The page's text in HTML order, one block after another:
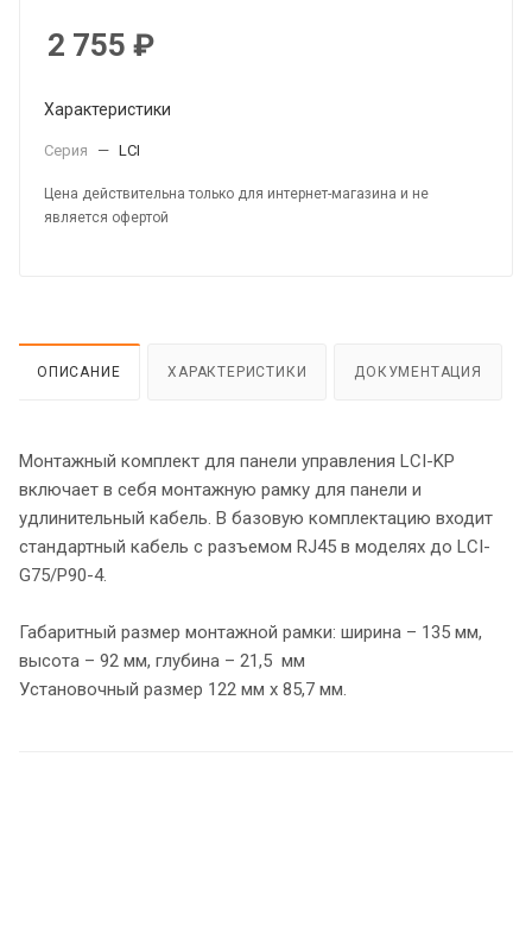
2 755 ₽
Характеристики
Серия — LCI
Цена действительна только для интернет-магазина и не
является офертой
ОПИСАНИЕ ХАРАКТЕРИСТИКИ ДОКУМЕНТАЦИЯ
Монтажный комплект для панели управления LCI-KP
включает в себя монтажную рамку для панели и
удлинительный кабель. В базовую комплектацию входит
стандартный кабель с разъемом RJ45 в моделях до LCI-
G75/P90-4.
Габаритный размер монтажной рамки: ширина – 135 мм,
высота – 92 мм, глубина – 21,5 мм
Установочный размер 122 мм х 85,7 мм.